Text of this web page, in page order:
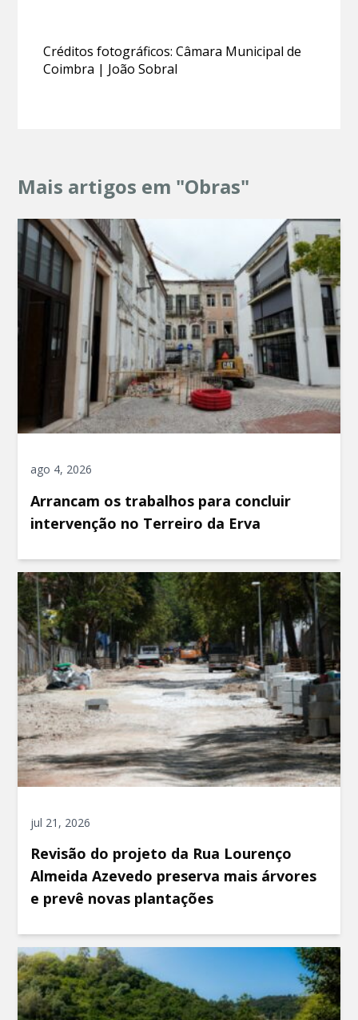
Créditos fotográficos: Câmara Municipal de
Coimbra | João Sobral
Mais artigos em "Obras"
ago 4, 2026
Arrancam os trabalhos para concluir
intervenção no Terreiro da Erva
jul 21, 2026
Revisão do projeto da Rua Lourenço
Almeida Azevedo preserva mais árvores
e prevê novas plantações